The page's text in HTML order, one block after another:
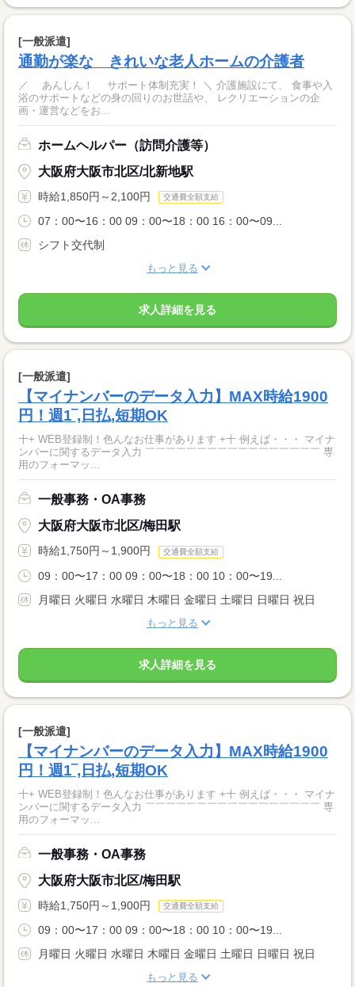
[一般派遣]
通勤が楽な きれいな老人ホームの介護者
／ あんしん！ サポート体制充実！ ＼ 介護施設にて、 食事や入
浴のサポートなどの身の回りのお世話や、 レクリエーションの企
画・運営などをお...
ホームヘルパー（訪問介護等）
大阪府大阪市北区/北新地駅
時給1,850円～2,100円 交通費全額支給
07：00〜16：00 09：00〜18：00 16：00〜09...
シフト交代制
もっと見る
求人詳細を見る
[一般派遣]
【マイナンバーのデータ入力】MAX時給1900
円！週1‾,日払,短期OK
十+ WEB登録制！色んなお仕事があります +十 例えば・・・ マイナ
ンバーに関するデータ入力 ￣￣￣￣￣￣￣￣￣￣￣￣￣￣￣￣￣ 専
用のフォーマッ...
一般事務・OA事務
大阪府大阪市北区/梅田駅
時給1,750円～1,900円 交通費全額支給
09：00〜17：00 09：00〜18：00 10：00〜19...
月曜日 火曜日 水曜日 木曜日 金曜日 土曜日 日曜日 祝日
もっと見る
求人詳細を見る
[一般派遣]
【マイナンバーのデータ入力】MAX時給1900
円！週1‾,日払,短期OK
十+ WEB登録制！色んなお仕事があります +十 例えば・・・ マイナ
ンバーに関するデータ入力 ￣￣￣￣￣￣￣￣￣￣￣￣￣￣￣￣￣ 専
用のフォーマッ...
一般事務・OA事務
大阪府大阪市北区/梅田駅
時給1,750円～1,900円 交通費全額支給
09：00〜17：00 09：00〜18：00 10：00〜19...
月曜日 火曜日 水曜日 木曜日 金曜日 土曜日 日曜日 祝日
もっと見る